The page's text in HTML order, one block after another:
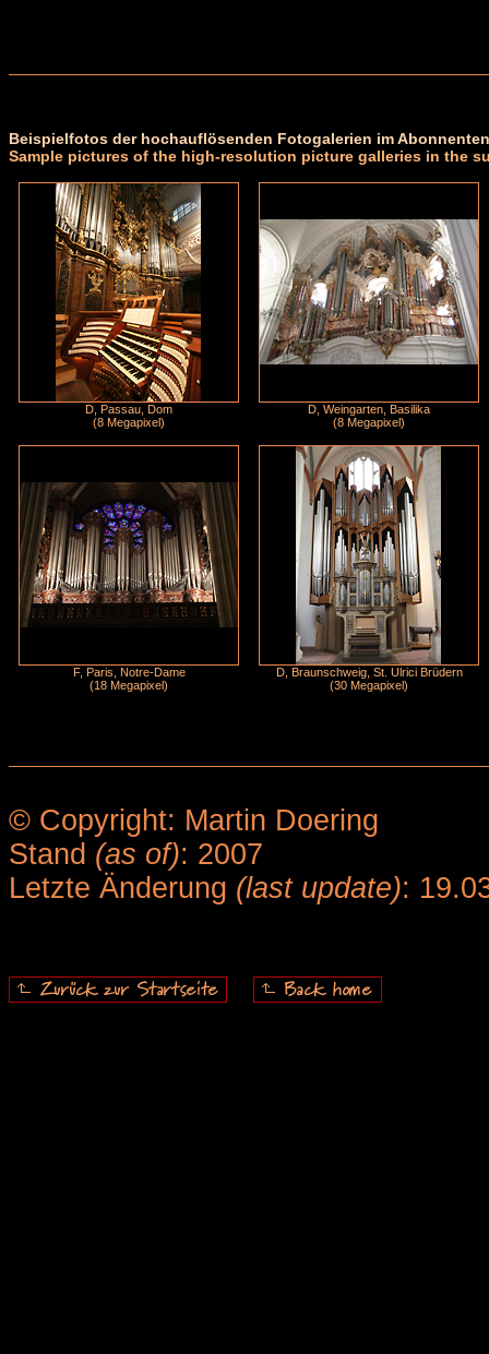
Beispielfotos der hochauflösenden Fotogalerien im
Sample pictures of the high-resolution picture galleries in the
D, Passau, Dom
(8 Megapixel)
D, Weingarten, Basilika
(8 Megapixel)
F, Paris, Notre-Dame
(18 Megapixel)
D, Braunschweig, St. Ulrici Brüdern
(30 Megapixel)
© Copyright: Martin Doering
Stand (as of): 2007
Letzte Änderung (last update):